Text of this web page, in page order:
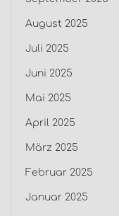
August 2025
Juli 2025
Juni 2025
Mai 2025
April 2025
März 2025
Februar 2025
Januar 2025